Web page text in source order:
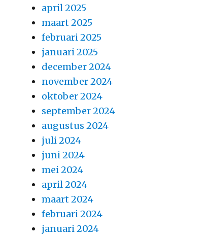
april 2025
maart 2025
februari 2025
januari 2025
december 2024
november 2024
oktober 2024
september 2024
augustus 2024
juli 2024
juni 2024
mei 2024
april 2024
maart 2024
februari 2024
januari 2024